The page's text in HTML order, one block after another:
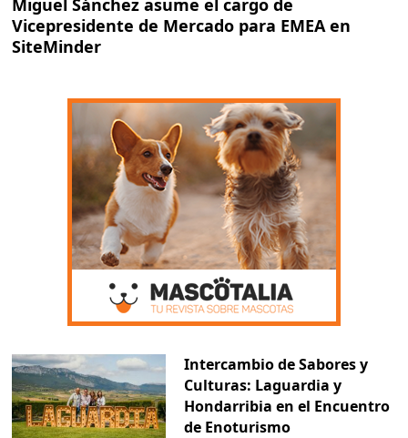
Miguel Sánchez asume el cargo de
Vicepresidente de Mercado para EMEA en
SiteMinder
Intercambio de Sabores y
Culturas: Laguardia y
Hondarribia en el Encuentro
de Enoturismo